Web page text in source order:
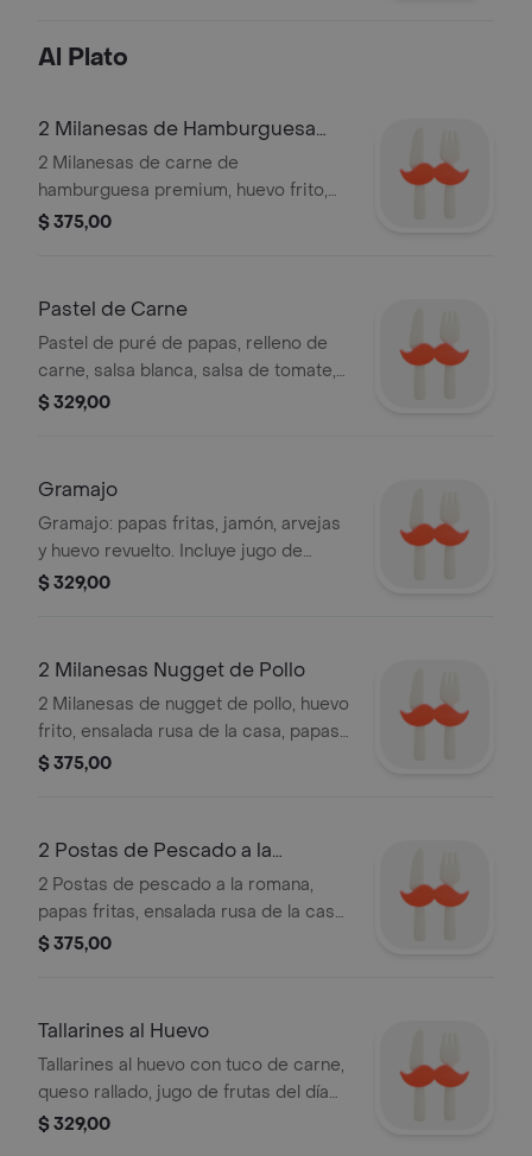
Al Plato
2 Milanesas de Hamburguesa
Premium
2 Milanesas de carne de
hamburguesa premium, huevo frito,
ensalada rusa de la casa, papas fritas
$ 375,00
Pastel de Carne
Pastel de puré de papas, relleno de
carne, salsa blanca, salsa de tomate,
muzzarella gratinada, jugo de frutas
$ 329,00
Gramajo
Gramajo: papas fritas, jamón, arvejas
y huevo revuelto. Incluye jugo de
frutas del día (10 oz) y alfajor.
$ 329,00
2 Milanesas Nugget de Pollo
2 Milanesas de nugget de pollo, huevo
frito, ensalada rusa de la casa, papas
fritas con queso cheddar, jugo de
$ 375,00
2 Postas de Pescado a la
Romana
2 Postas de pescado a la romana,
papas fritas, ensalada rusa de la casa,
jugo de frutas del día 10 oz y alfajor a
$ 375,00
Tallarines al Huevo
Tallarines al huevo con tuco de carne,
queso rallado, jugo de frutas del día
10 oz y alfajor a disponibilidad.
$ 329,00